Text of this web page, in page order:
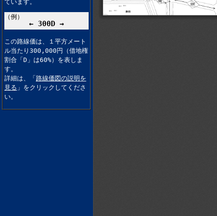
ています。
（例）
← 300D →
この路線価は、１平方メート
ル当たり300,000円（借地権
割合「D」は60%）を表しま
す。
詳細は、「 路線価図の説明を
見る 」をクリックしてくださ
い。